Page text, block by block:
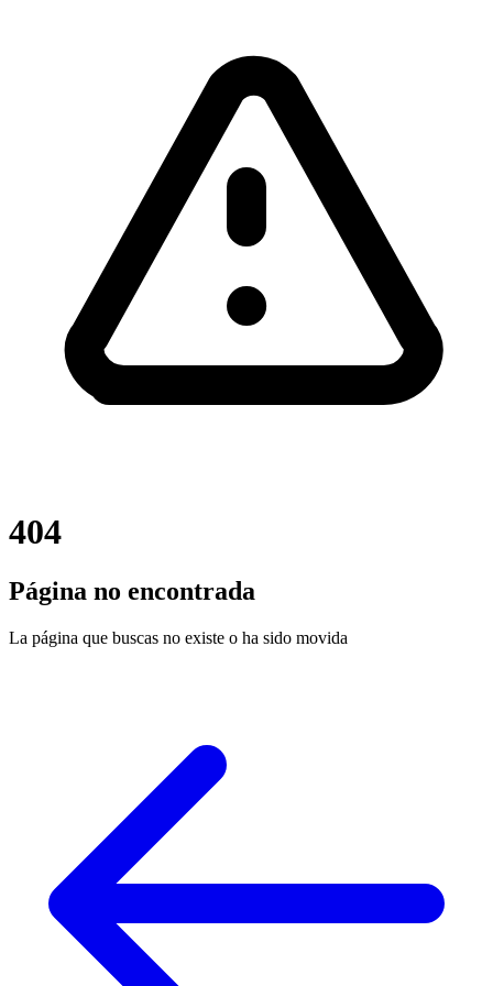
404
Página no encontrada
La página que buscas no existe o ha sido movida